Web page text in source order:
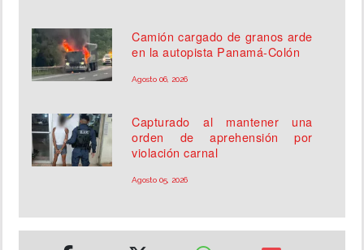
Camión cargado de granos arde
en la autopista Panamá-Colón
Agosto 06, 2026
Capturado al mantener una
orden de aprehensión por
violación carnal
Agosto 05, 2026